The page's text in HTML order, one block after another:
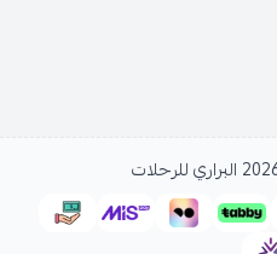
البراري للرحلات